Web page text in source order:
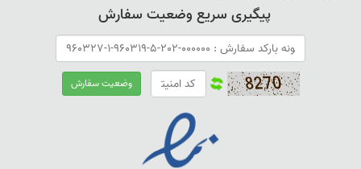
پیگیری سریع وضعیت سفارش